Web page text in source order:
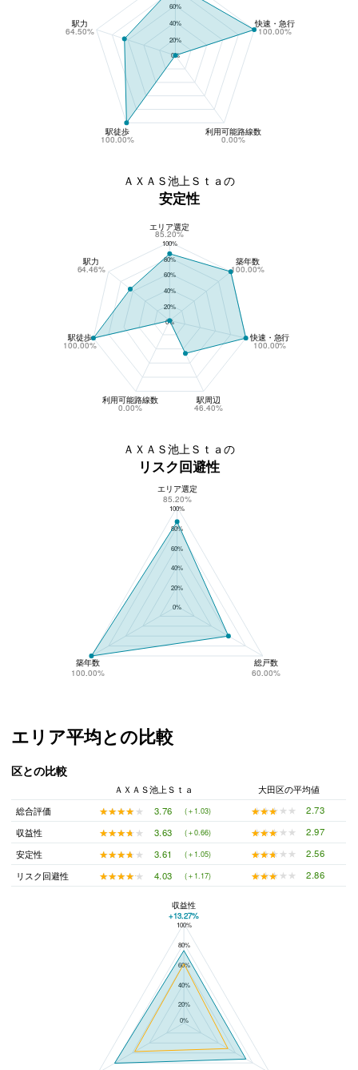
60%
40%
20%
0%
駅力
64.50%
駅徒歩
100.00%
利用可能路線数
0.00%
快速・急行
100.00%
ＡＸＡＳ池上Ｓｔａの
安定性
100%
80%
60%
40%
20%
0%
エリア選定
85.20%
駅力
64.46%
駅徒歩
100.00%
利用可能路線数
0.00%
駅周辺
46.40%
快速・急行
100.00%
築年数
100.00%
ＡＸＡＳ池上Ｓｔａの
リスク回避性
ＡＸＡＳ池上Ｓｔａのリスク回避性
100%
80%
60%
40%
20%
0%
エリア選定
85.20%
築年数
100.00%
総戸数
60.00%
エリア平均との比較
区との比較
ＡＸＡＳ池上Ｓｔａ
大田区の平均値
総合評価
★★★★★
★★★★★ 3.76 (＋1.03) ★★★★★
★★★★★
2.73
収益性
★★★★★
★★★★★ 3.63 (＋0.66) ★★★★★
★★★★★
2.97
安定性
★★★★★
★★★★★ 3.61 (＋1.05) ★★★★★
★★★★★
2.56
リスク回避性
★★★★★
★★★★★ 4.03 (＋1.17) ★★★★★
★★★★★ 2.86
ＡＸＡＳ池上Ｓｔａと大田区の平均値の総合評価の比較
100%
80%
60%
40%
20%
0%
収益性
+13.27%